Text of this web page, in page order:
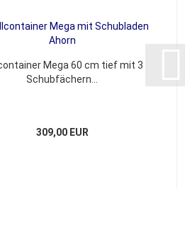
Mega 60 cm tief mit 3
Schubfächern...
309,00 EUR